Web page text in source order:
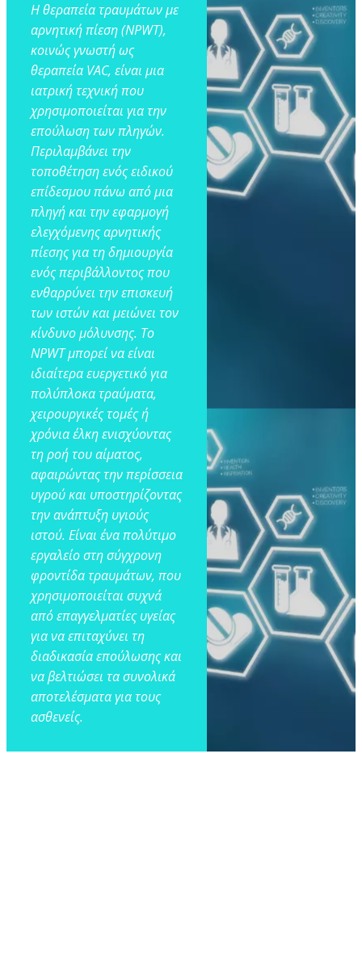
​Η θεραπεία τραυμάτων με
αρνητική πίεση (NPWT),
κοινώς γνωστή ως
θεραπεία VAC, είναι μια
ιατρική τεχνική που
χρησιμοποιείται για την
επούλωση των πληγών.
Περιλαμβάνει την
τοποθέτηση ενός ειδικού
επίδεσμου πάνω από μια
πληγή και την εφαρμογή
ελεγχόμενης αρνητικής
πίεσης για τη δημιουργία
ενός περιβάλλοντος που
ενθαρρύνει την επισκευή
των ιστών και μειώνει τον
κίνδυνο μόλυνσης. Το
NPWT μπορεί να είναι
ιδιαίτερα ευεργετικό για
πολύπλοκα τραύματα,
χειρουργικές τομές ή
χρόνια έλκη ενισχύοντας
τη ροή του αίματος,
αφαιρώντας την περίσσεια
υγρού και υποστηρίζοντας
την ανάπτυξη υγιούς
ιστού. Είναι ένα πολύτιμο
εργαλείο στη σύγχρονη
φροντίδα τραυμάτων, που
χρησιμοποιείται συχνά
από επαγγελματίες υγείας
για να επιταχύνει τη
διαδικασία επούλωσης και
να βελτιώσει τα συνολικά
αποτελέσματα για τους
ασθενείς.